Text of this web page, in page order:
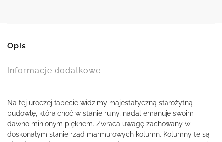
Opis
Informacje dodatkowe
Na tej uroczej tapecie widzimy majestatyczną starożytną
budowlę, która choć w stanie ruiny, nadal emanuje swoim
dawno minionym pięknem. Zwraca uwagę zachowany w
doskonałym stanie rząd marmurowych kolumn. Kolumny te są